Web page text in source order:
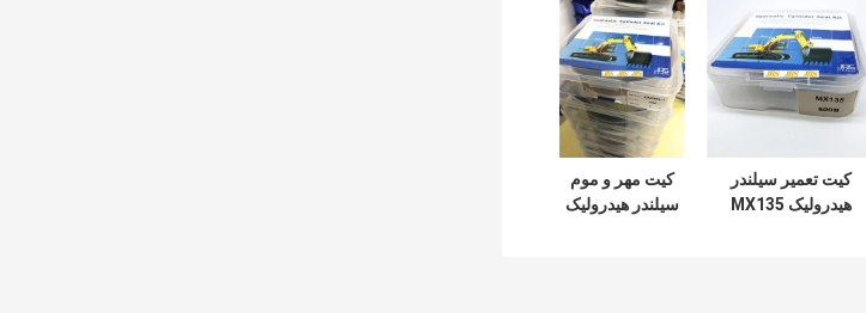
کیت تعمیر سیلندر
هیدرولیک MX135
کیت مهر و موم
سیلندر هیدرولیک